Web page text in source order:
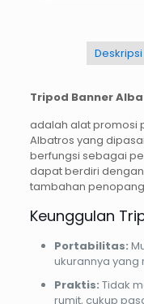
Deskripsi
Tripod Banner
adalah alat promosi
Albatros yang
berfungsi sebagai
dapat berdiri
tambahan
Keunggulan
Portabilitas:
ukurannya yang
Praktis: Tidak
rumit, cukup